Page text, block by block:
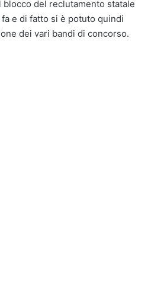
blocco del reclutamento statale
e di fatto si è potuto quindi
dei vari bandi di concorso.